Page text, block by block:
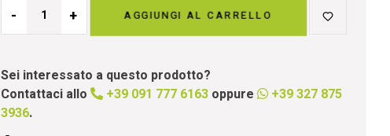
- + AGGIUNGI AL CARRELLO
Sei interessato a questo prodotto?
Contattaci allo
+39 091 777 6163 oppure
+39 327 875
3936.